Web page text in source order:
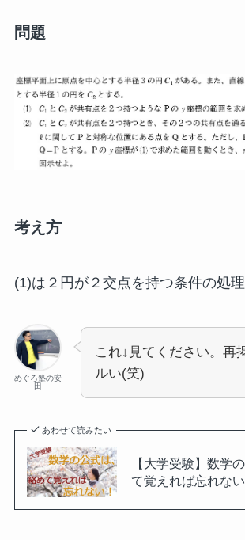
問題
考え方
(1)は２円が２交点を持つ条件の処
めぐろ塾の安
田
これ↓見てください。再
ルい(笑)
あわせて読みたい
【大学受験】数学
て覚えれば忘れない